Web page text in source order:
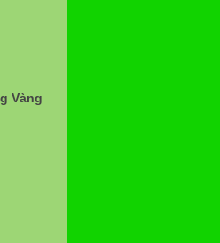
Vàng